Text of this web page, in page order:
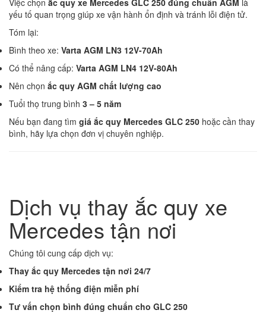
yếu tố quan trọng giúp xe vận hành ổn định và tránh lỗi điện tử.
Tóm lại:
Bình theo xe: Varta AGM LN3 12V-70Ah
Có thể nâng cấp: Varta AGM LN4 12V-80Ah
Nên chọn ắc quy AGM chất lượng cao
Tuổi thọ trung bình 3 – 5 năm
Nếu bạn đang tìm giá ắc quy Mercedes GLC 250 hoặc cần thay
bình, hãy lựa chọn đơn vị chuyên nghiệp.
Dịch vụ thay ắc quy xe
Mercedes tận nơi
Chúng tôi cung cấp dịch vụ:
Thay ắc quy Mercedes tận nơi 24/7
Kiểm tra hệ thống điện miễn phí
Tư vấn chọn bình đúng chuẩn cho GLC 250